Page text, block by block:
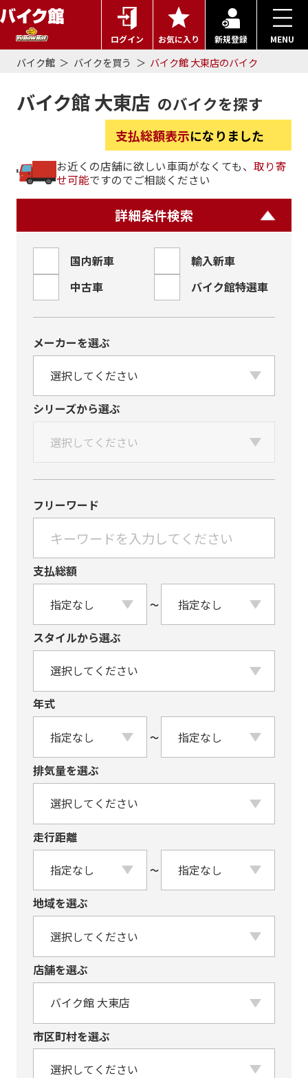
ログイン お気に入り 新規登録 MENU
バイク館 バイクを買う バイク館 大東店のバイク
バイク館 大東店 のバイクを探す
支払総額表示になりました
お近くの店舗に欲しい車両がなくても、取り寄
せ可能ですのでご相談ください
詳細条件検索
国内新車
輸入新車
中古車
バイク館特選車
メーカーを選ぶ
シリーズから選ぶ
フリーワード
支払総額
〜
スタイルから選ぶ
年式
〜
排気量を選ぶ
走行距離
〜
地域を選ぶ
店舗を選ぶ
市区町村を選ぶ